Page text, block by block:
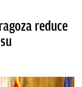
reduce